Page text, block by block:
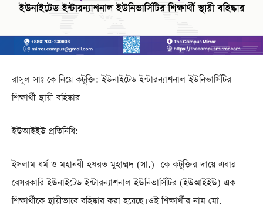
রাসূল সাঃ কে নিয়ে কটূক্তি: ইউনাইটেড ইন্টারন্যাশনাল ইউনিভার্সিটির
শিক্ষার্থী স্থায়ী বহিষ্কার
ইউআইইউ প্রতিনিধি:
ইসলাম ধর্ম ও মহানবী হযরত মুহাম্মদ (সা.)- কে কটূক্তির দায়ে এবার
বেসরকারি ইউনাইটেড ইন্টারন্যাশনাল ইউনিভার্সিটির (ইউআইইউ) এক
শিক্ষার্থীকে স্থায়ীভাবে বহিষ্কার করা হয়েছে। ওই শিক্ষার্থীর নাম মো.